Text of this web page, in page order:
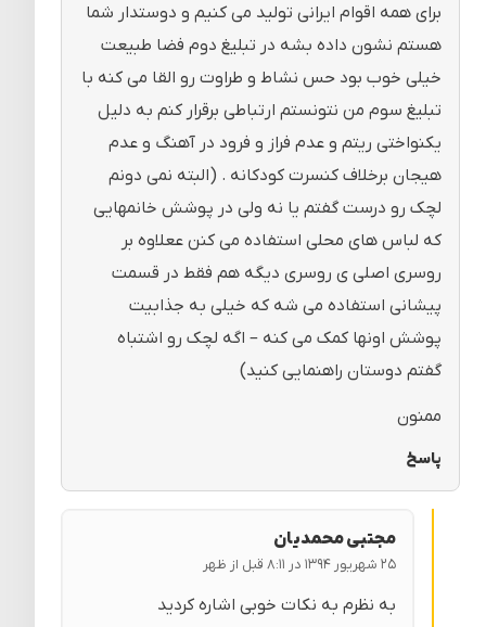
برای همه اقوام ایرانی تولید می کنیم و دوستدار شما
هستم نشون داده بشه در تبلیغ دوم فضا طبیعت
خیلی خوب بود حس نشاط و طراوت رو القا می کنه با
تبلیغ سوم من نتونستم ارتباطی برقرار کنم به دلیل
یکنواختی ریتم و عدم فراز و فرود در آهنگ و عدم
هیجان برخلاف کنسرت کودکانه . (البته نمی دونم
لچک رو درست گفتم یا نه ولی در پوشش خانمهایی
که لباس های محلی استفاده می کنن ععلاوه بر
روسری اصلی ی روسری دیگه هم فقط در قسمت
پیشانی استفاده می شه که خیلی به جذابیت
پوشش اونها کمک می کنه – اگه لچک رو اشتباه
گفتم دوستان راهنمایی کنید)
ممنون
پاسخ
مجتبی محمدیان
۲۵ شهریور ۱۳۹۴ در ۸:۱۱ قبل از ظهر
به نظرم به نکات خوبی اشاره کردید